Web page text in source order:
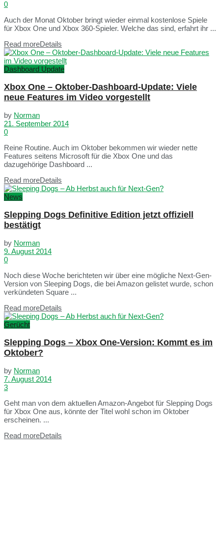
0
Auch der Monat Oktober bringt wieder einmal kostenlose Spiele
für Xbox One und Xbox 360-Spieler. Welche das sind, erfahrt ihr ...
Read moreDetails
Dashboard Update
Xbox One – Oktober-Dashboard-Update: Viele
neue Features im Video vorgestellt
by Norman
21. September 2014
0
Reine Routine. Auch im Oktober bekommen wir wieder nette
Features seitens Microsoft für die Xbox One und das
dazugehörige Dashboard ...
Read moreDetails
News
Slepping Dogs Definitive Edition jetzt offiziell
bestätigt
by Norman
9. August 2014
0
Noch diese Woche berichteten wir über eine mögliche Next-Gen-
Version von Sleeping Dogs, die bei Amazon gelistet wurde, schon
verkündeten Square ...
Read moreDetails
Gerücht
Slepping Dogs – Xbox One-Version: Kommt es im
Oktober?
by Norman
7. August 2014
3
Geht man von dem aktuellen Amazon-Angebot für Slepping Dogs
für Xbox One aus, könnte der Titel wohl schon im Oktober
erscheinen. ...
Read moreDetails